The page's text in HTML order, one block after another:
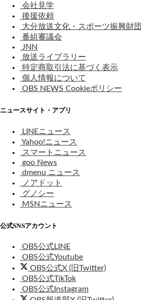
会社見学
後援依頼
大分放送文化・スポーツ振興財団
番組審議会
JNN
放送ライブラリー
特定商取引法に基づく表示
個人情報について
OBS NEWS Cookieポリシー
ニュースサイト・アプリ
LINEニュース
Yahoo!ニュース
スマートニュース
goo News
dmenu ニュース
ノアドット
グノシー
MSNニュース
公式SNSアカウント
OBS公式LINE
OBS公式Youtube
OBS公式X (旧Twitter)
OBS公式TikTok
OBS公式Instagram